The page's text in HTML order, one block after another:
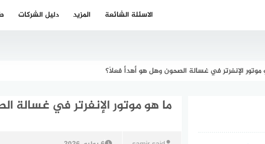
دليل الشركات المزيد الاسئلة الشائعة
موتور الإنفرتر في غسالة الصحون وهل هو أهدأ فعلاً؟
ما هو موتور الإنفرتر في غسالة